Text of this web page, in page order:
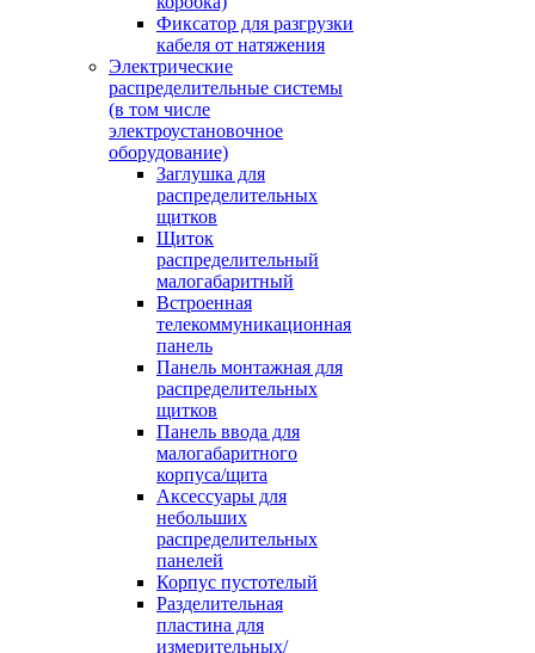
Фиксатор для разгрузки
кабеля от натяжения
Электрические
распределительные системы
(в том числе
электроустановочное
оборудование)
Заглушка для
распределительных
щитков
Щиток
распределительный
малогабаритный
Встроенная
телекоммуникационная
панель
Панель монтажная для
распределительных
щитков
Панель ввода для
малогабаритного
корпуса/щита
Аксессуары для
небольших
распределительных
панелей
Корпус пустотелый
Разделительная
пластина для
измерительных/